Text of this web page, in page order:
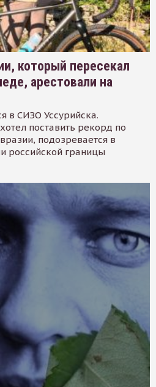
который пересекал
арестовали на
в СИЗО Уссурийска.
поставить рекорд по
подозревается в
российской границы